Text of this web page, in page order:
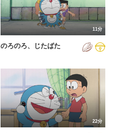
11分
のろのろ、じたばた
22分